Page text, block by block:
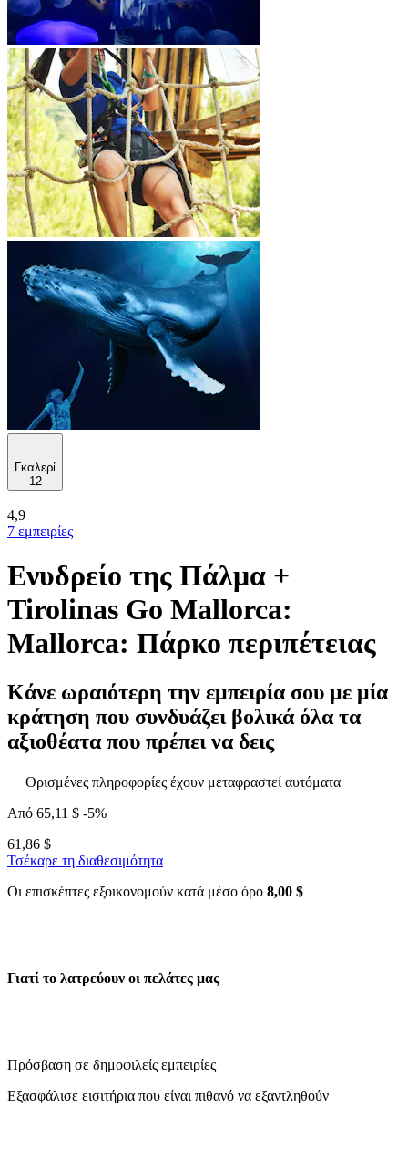
Γκαλερί
12
4,9
7 εμπειρίες
Ενυδρείο της Πάλμα +
Tirolinas Go Mallorca:
Mallorca: Πάρκο περιπέτειας
Κάνε ωραιότερη την εμπειρία σου με μία
κράτηση που συνδυάζει βολικά όλα τα
αξιοθέατα που πρέπει να δεις
Ορισμένες πληροφορίες έχουν μεταφραστεί αυτόματα
Από 65,11 $ -5%
61,86 $
Τσέκαρε τη διαθεσιμότητα
Οι επισκέπτες εξοικονομούν κατά μέσο όρο 8,00 $
Γιατί το λατρεύουν οι πελάτες μας
Πρόσβαση σε δημοφιλείς εμπειρίες
Εξασφάλισε εισιτήρια που είναι πιθανό να εξαντληθούν